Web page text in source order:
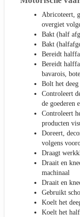
Abricoteert,
overgiet
Bakt (half
Bakt
Bereidt
Bereidt
bavarois,
Bolt het
Controleert
de goederen
Controleert
producten
Doreert,
volgens
Draagt
Draait en
machinaal
Draait en
Gebruikt
Koelt het
Koelt het